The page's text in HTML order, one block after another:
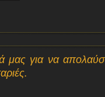
για να